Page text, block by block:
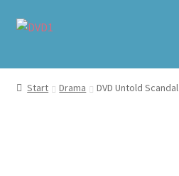
Zur
Zum
Home
Start Drama DVD Untold Scandal